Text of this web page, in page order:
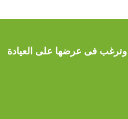
وترغب فى عرضها على العيادة